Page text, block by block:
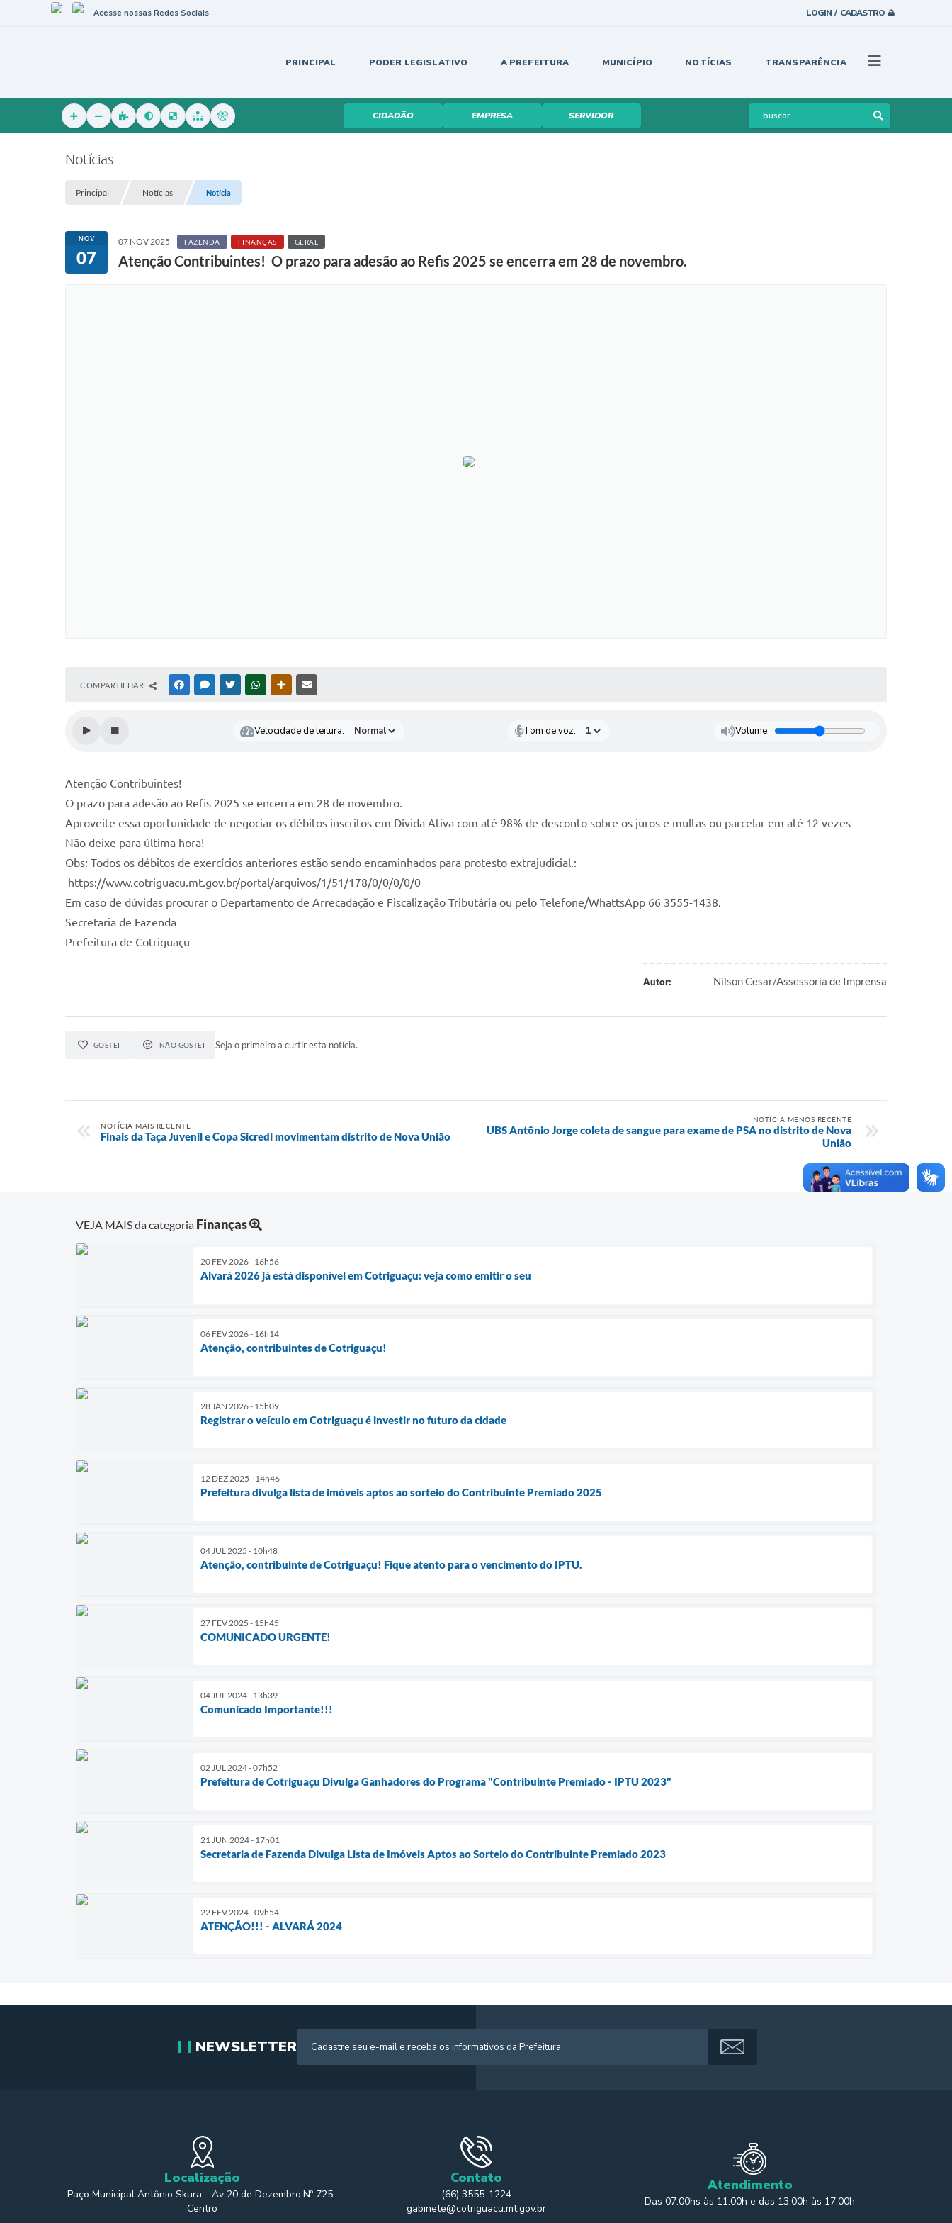
LOGIN / CADASTRO
Acesse nossas Redes Sociais
PRINCIPAL PODER LEGISLATIVO A PREFEITURA MUNICÍPIO NOTÍCIAS TRANSPARÊNCIA
CIDADÃO EMPRESA SERVIDOR
Notícias
Principal Notícias Notícia
NOV
07
07 NOV 2025 FAZENDA FINANÇAS GERAL
Atenção Contribuintes! O prazo para adesão ao Refis 2025 se encerra em 28 de novembro.
COMPARTILHAR FACEBOOKMESSENGER
TWITTERWHATSAPPOUTRAS MÍDIAS
Velocidade de leitura: Tom de voz: Volume
Atenção Contribuintes!
O prazo para adesão ao Refis 2025 se encerra em 28 de novembro.
Aproveite essa oportunidade de negociar os débitos inscritos em Dívida Ativa com até 98% de desconto sobre os juros e multas ou parcelar em até 12 vezes
Não deixe para última hora!
Obs: Todos os débitos de exercícios anteriores estão sendo encaminhados para protesto extrajudicial.:
https://www.cotriguacu.mt.gov.br/portal/arquivos/1/51/178/0/0/0/0/0
Em caso de dúvidas procurar o Departamento de Arrecadação e Fiscalização Tributária ou pelo Telefone/WhattsApp 66 3555-1438.
Secretaria de Fazenda
Prefeitura de Cotriguaçu
Autor: Nilson Cesar/Assessoria de Imprensa
GOSTEI NÃO GOSTEI Seja o primeiro a curtir esta notícia.
NOTÍCIA MAIS RECENTE
Finais da Taça Juvenil e Copa Sicredi movimentam distrito de Nova União
NOTÍCIA MENOS RECENTE
UBS Antônio Jorge coleta de sangue para exame de PSA no distrito de Nova
União
VEJA MAIS da categoria Finanças
20 FEV 2026 - 16h56
Alvará 2026 já está disponível em Cotriguaçu: veja como emitir o seu
06 FEV 2026 - 16h14
Atenção, contribuintes de Cotriguaçu!
28 JAN 2026 - 15h09
Registrar o veículo em Cotriguaçu é investir no futuro da cidade
12 DEZ 2025 - 14h46
Prefeitura divulga lista de imóveis aptos ao sorteio do Contribuinte Premiado 2025
04 JUL 2025 - 10h48
Atenção, contribuinte de Cotriguaçu! Fique atento para o vencimento do IPTU.
27 FEV 2025 - 15h45
COMUNICADO URGENTE!
04 JUL 2024 - 13h39
Comunicado Importante!!!
02 JUL 2024 - 07h52
Prefeitura de Cotriguaçu Divulga Ganhadores do Programa "Contribuinte Premiado - IPTU 2023"
21 JUN 2024 - 17h01
Secretaria de Fazenda Divulga Lista de Imóveis Aptos ao Sorteio do Contribuinte Premiado 2023
22 FEV 2024 - 09h54
ATENÇÃO!!! - ALVARÁ 2024
NEWSLETTER
Localização
Paço Municipal Antônio Skura - Av 20 de Dezembro,Nº 725-
Centro
Contato
(66) 3555-1224
gabinete@cotriguacu.mt.gov.br
Atendimento
Das 07:00hs às 11:00h e das 13:00h às 17:00h